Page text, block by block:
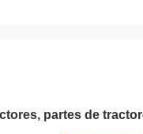
partes de